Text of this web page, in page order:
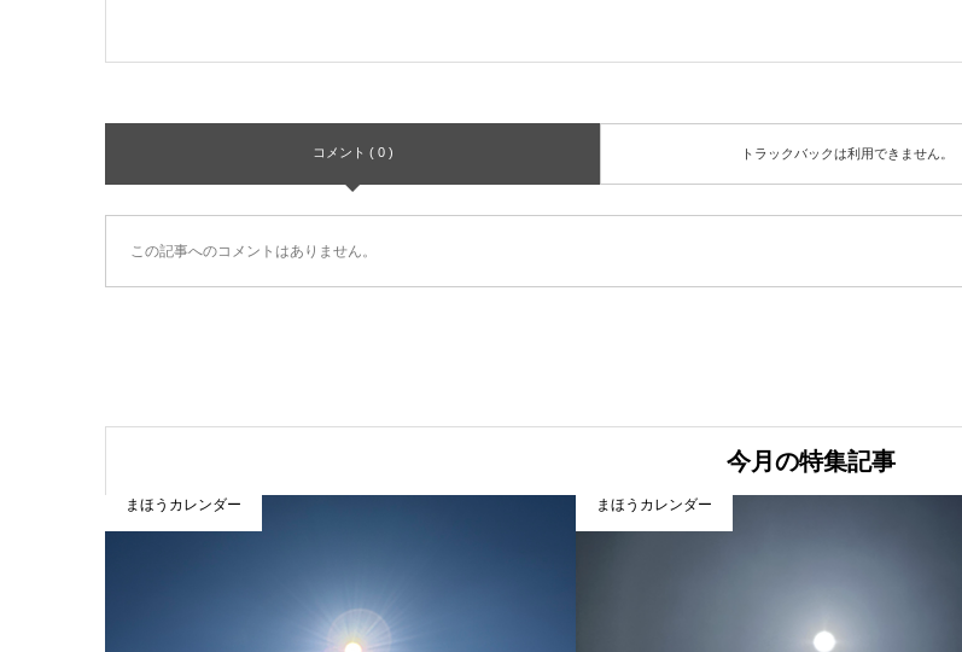
コメント ( 0 ) トラックバックは利用できません。
この記事へのコメントはありません。
今月の特集記事
まほうカレンダー まほうカレンダー